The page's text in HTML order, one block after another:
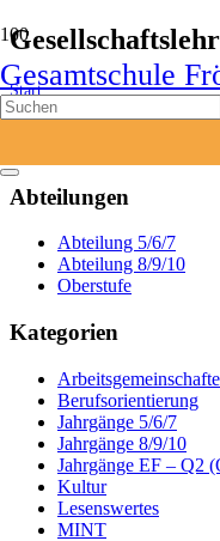
Gesamtschule
Start
Gesellschaftslehre [Jahrgang 5]
Abteilungen
Abteilung 5/6/7
Abteilung 8/9/10
Oberstufe
Kategorien
Berufsorientierung
Jahrgänge 5/6/7
Jahrgänge 8/9/10
Jahrgänge EF – Q2
Kultur
Lesenswertes
MINT